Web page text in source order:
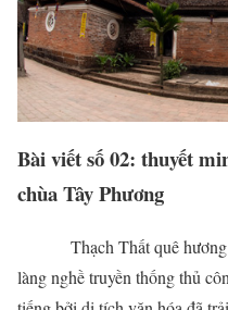
Bài viết số 02: thuyết
chùa Tây Phương
Thạch Thất quê hương
làng nghề truyền thống thủ